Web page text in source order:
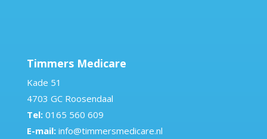
Timmers Medicare
Kade 51
4703 GC Roosendaal
Tel: 0165 560 609
E-mail: info@timmersmedicare.nl